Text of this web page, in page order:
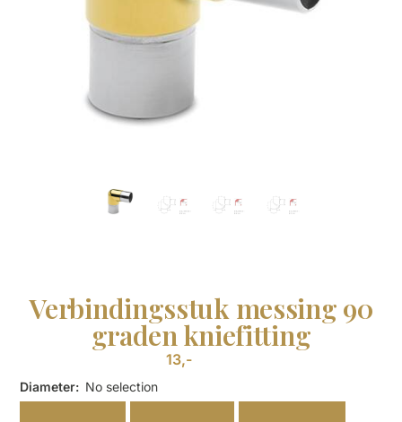
Verbindingsstuk messing 90
graden kniefitting
13,-
Diameter: No selection